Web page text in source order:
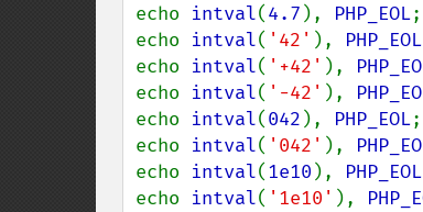
echo intval(4.7 ), PHP_EOL
echo intval( '42' ), PHP_EOL
echo intval( '+42' ),
echo intval( '-42' ),
echo intval(042 ), PHP_EOL
echo intval( '042' ),
echo intval(1e10 ), PHP_EOL
echo intval( '1e10' ),